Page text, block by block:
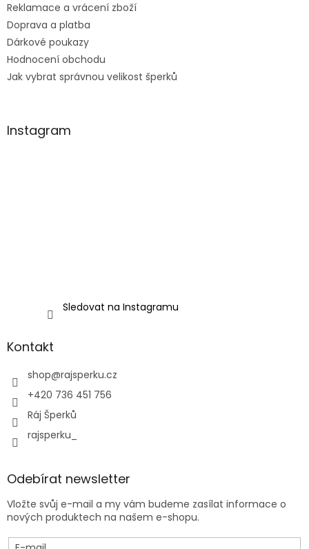
Reklamace a vrácení zboží
Doprava a platba
Dárkové poukazy
Hodnocení obchodu
Jak vybrat správnou velikost šperků
Instagram
Sledovat na Instagramu
Kontakt
shop@rajsperku.cz
+420 736 451 756
Ráj Šperků
rajsperku_
Odebírat newsletter
Vložte svůj e-mail a my vám budeme zasílat informace o
nových produktech na našem e-shopu.